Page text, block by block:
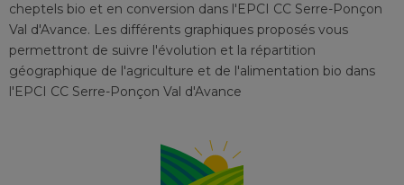
cheptels bio et en conversion dans l'EPCI CC Serre-Ponçon
Val d'Avance. Les différents graphiques proposés vous
permettront de suivre l'évolution et la répartition
géographique de l'agriculture et de l'alimentation bio dans
l'EPCI CC Serre-Ponçon Val d'Avance